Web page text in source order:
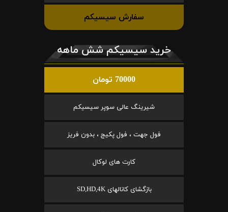
سفارش سیسیکم
خرید سیسیکم شش ماهه
70000 تومان
شیرینگ عالی سوپر سیسیکم
فول جهت ، فول پکیج ، بدون فریز
کارت های لوکال
بازگشای کانالهای SD,HD,4K